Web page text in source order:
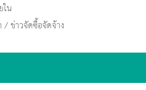
น
/ ข่าวจัดซื้อจัดจ้าง